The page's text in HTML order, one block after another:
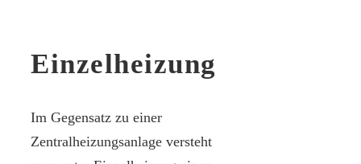
Einzelheizung
Im Gegensatz zu einer
Zentralheizungsanlage versteht